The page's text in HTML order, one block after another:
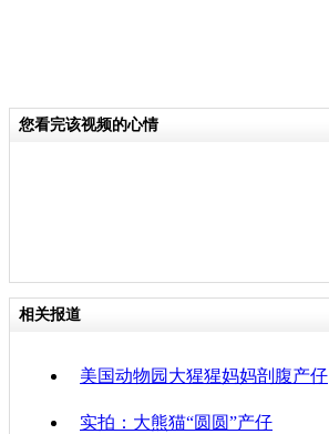
您看完该视频的心情
相关报道
美国动物园大猩猩妈妈剖腹产仔
实拍：大熊猫“圆圆”产仔